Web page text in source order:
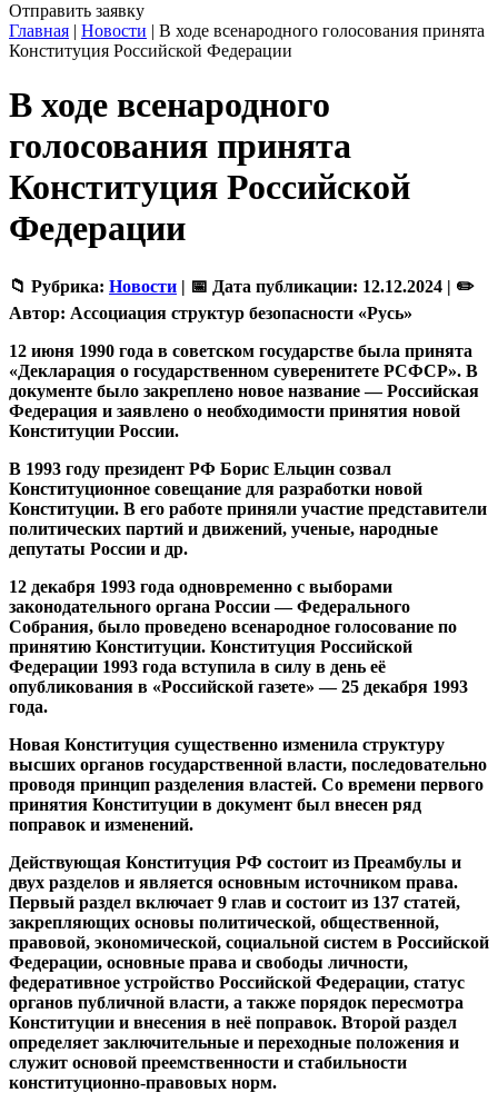
Отправить заявку
Главная | Новости | В ходе всенародного голосования принята
Конституция Российской Федерации
В ходе всенародного
голосования принята
Конституция Российской
Федерации
📁 Рубрика: Новости | 📅 Дата публикации: 12.12.2024 | ✏️
Автор: Ассоциация структур безопасности «Русь»
12 июня 1990 года в советском государстве была принята
«Декларация о государственном суверенитете РСФСР». В
документе было закреплено новое название — Российская
Федерация и заявлено о необходимости принятия новой
Конституции России.
В 1993 году президент РФ Борис Ельцин созвал
Конституционное совещание для разработки новой
Конституции. В его работе приняли участие представители
политических партий и движений, ученые, народные
депутаты России и др.
12 декабря 1993 года одновременно с выборами
законодательного органа России — Федерального
Собрания, было проведено всенародное голосование по
принятию Конституции. Конституция Российской
Федерации 1993 года вступила в силу в день её
опубликования в «Российской газете» — 25 декабря 1993
года.
Новая Конституция существенно изменила структуру
высших органов государственной власти, последовательно
проводя принцип разделения властей. Со времени первого
принятия Конституции в документ был внесен ряд
поправок и изменений.
Действующая Конституция РФ состоит из Преамбулы и
двух разделов и является основным источником права.
Первый раздел включает 9 глав и состоит из 137 статей,
закрепляющих основы политической, общественной,
правовой, экономической, социальной систем в Российской
Федерации, основные права и свободы личности,
федеративное устройство Российской Федерации, статус
органов публичной власти, а также порядок пересмотра
Конституции и внесения в неё поправок. Второй раздел
определяет заключительные и переходные положения и
служит основой преемственности и стабильности
конституционно-правовых норм.